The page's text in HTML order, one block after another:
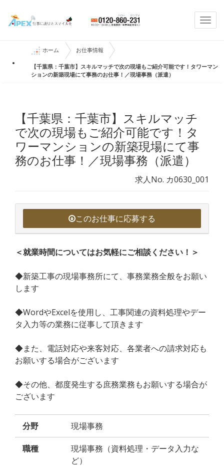
ホーム お仕事情報
【千葉県：千葉市】スキルマッチで次の現場もご紹介可能です！タワーマン
ションの新築現場にて事務のお仕事！／現場事務（派遣）
【千葉県：千葉市】スキルマッチ
で次の現場もご紹介可能です！タ
ワーマンションの新築現場にて事
務のお仕事！／現場事務（派遣）
求人No. カ0630_001
このお仕事に応募する
＜就業時間についてはお気軽にご相談ください！＞
◆新築工事の現場事務所にて、事務業務全般をお願い
します
◆WordやExcelを使用し、工事関連の資料処理やデー
タ入力等の業務に従事して頂きます
◆また、電話対応や来客対応、各業者への請求対応も
お願いする場合がございます
◆その他、都度発生する庶務業務もお願いする場合が
ございます
分野 現場事務
職種
現場事務（資料処理・データ入力な
ど）